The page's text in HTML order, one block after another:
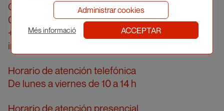
Calle Londres, 96, pral. 2a
08036 Barcelona
+34 934 161 474
info@apic.cat
Horario de atención telefónica
De lunes a viernes de 10 a 14 h
Horario de atención presencial
Administrar cookies
Més informació ACCEPTAR